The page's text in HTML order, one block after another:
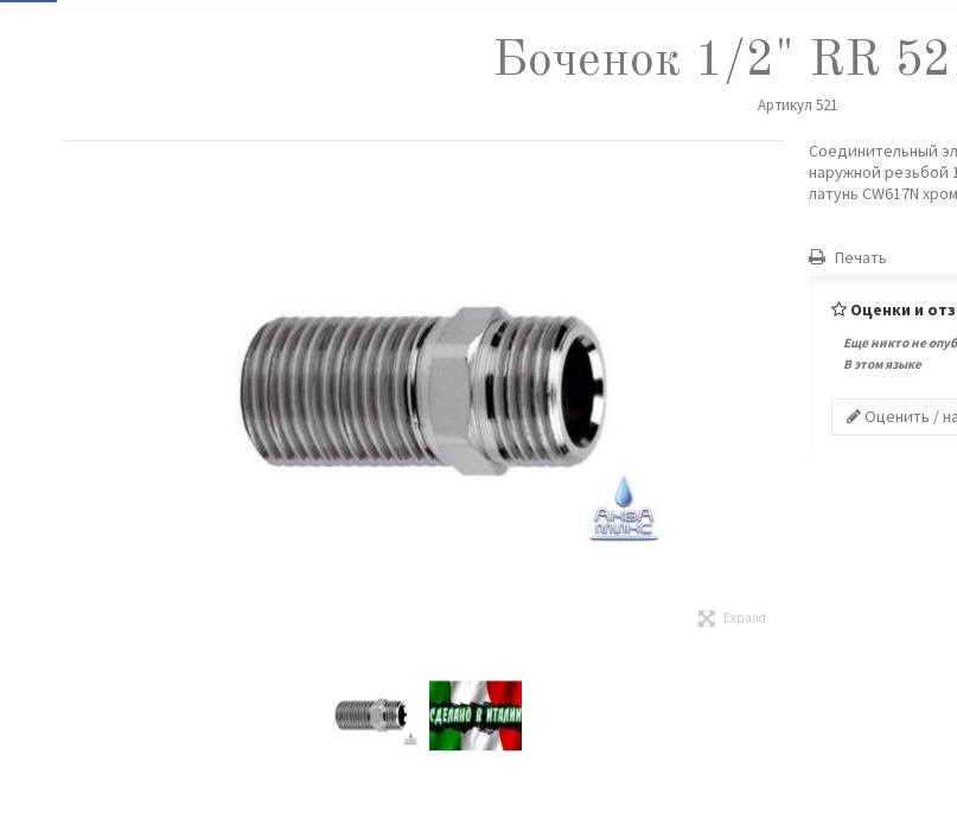
Боченок 1/2" RR
Артикул 521
Expand
Соединительный
наружной резьбой
латунь CW617N
Печать
Оценки и
Еще никто не
В этом языке
Оценить /